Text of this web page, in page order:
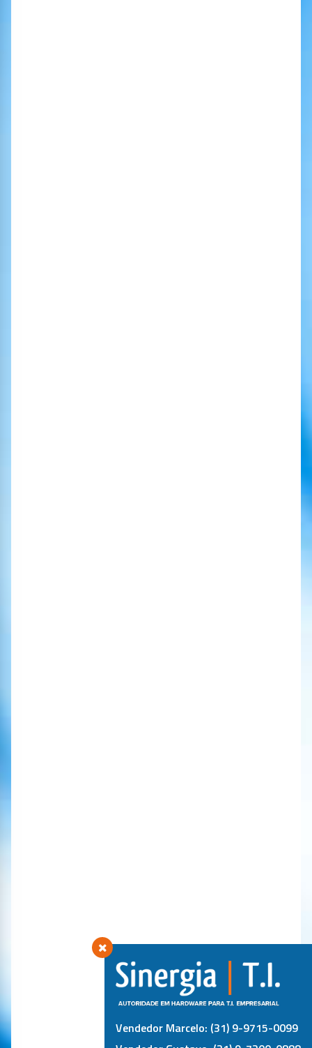
Vendedor Marcelo: (31) 9-9715-0099